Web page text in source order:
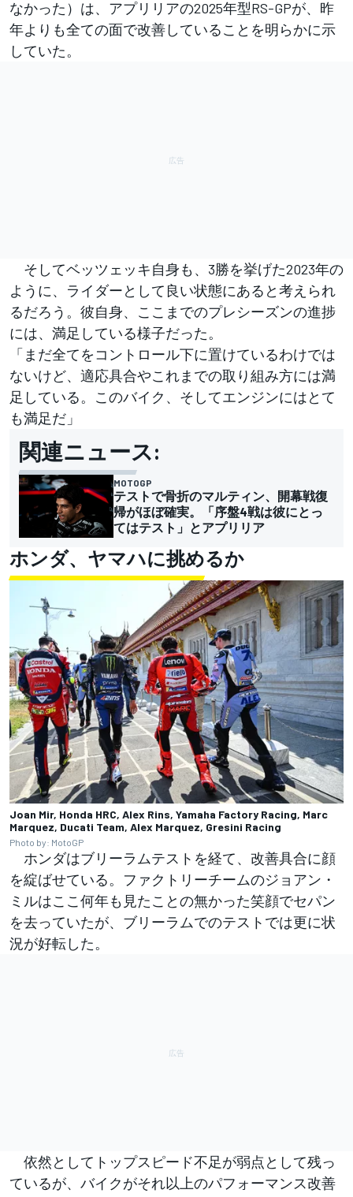
なかった）は、アプリリアの2025年型RS-GPが、昨
年よりも全ての面で改善していることを明らかに示
していた。
そしてベッツェッキ自身も、3勝を挙げた2023年の
ように、ライダーとして良い状態にあると考えられ
るだろう。彼自身、ここまでのプレシーズンの進捗
には、満足している様子だった。
「まだ全てをコントロール下に置けているわけでは
ないけど、適応具合やこれまでの取り組み方には満
足している。このバイク、そしてエンジンにはとて
も満足だ」
関連ニュース:
MOTOGP
テストで骨折のマルティン、開幕戦復
帰がほぼ確実。「序盤4戦は彼にとっ
てはテスト」とアプリリア
ホンダ、ヤマハに挑めるか
Joan Mir, Honda HRC, Alex Rins, Yamaha Factory Racing, Marc
Marquez, Ducati Team, Alex Marquez, Gresini Racing
Photo by: MotoGP
ホンダはブリーラムテストを経て、改善具合に顔
を綻ばせている。ファクトリーチームのジョアン・
ミルはここ何年も見たことの無かった笑顔でセパン
を去っていたが、ブリーラムでのテストでは更に状
況が好転した。
依然としてトップスピード不足が弱点として残っ
ているが、バイクがそれ以上のパフォーマンス改善